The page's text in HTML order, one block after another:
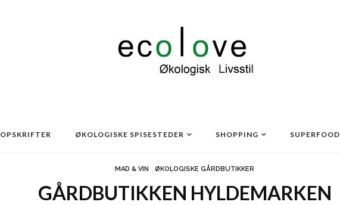
OPSKRIFTER ØKOLOGISKE SPISESTEDER SHOPPING SUPERFOOD
MAD & VIN ØKOLOGISKE GÅRDBUTIKKER
GÅRDBUTIKKEN HYLDEMARKEN